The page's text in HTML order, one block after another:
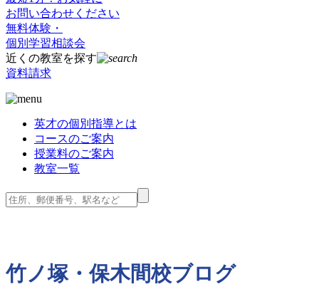
お問い合わせください
無料体験・
個別学習相談会
近くの教室を探す
資料請求
英才の個別指導とは
コースのご案内
授業料のご案内
教室一覧
竹ノ塚・保木間校ブログ